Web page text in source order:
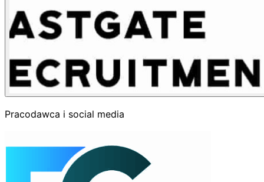
Pracodawca i social media